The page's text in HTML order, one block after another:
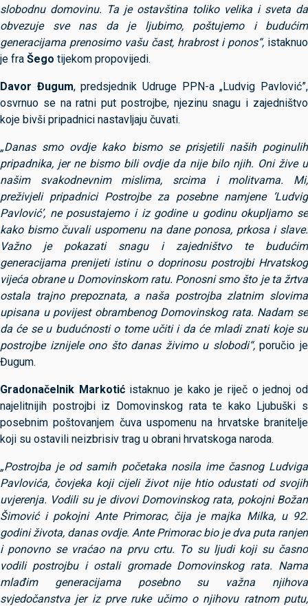
slobodnu domovinu. Ta je ostavština toliko velika i sveta da
obvezuje sve nas da je ljubimo, poštujemo i budućim
generacijama prenosimo vašu čast, hrabrost i ponos“, istaknuo
je fra Šego tijekom propovijedi.
Davor Đugum, predsjednik Udruge PPN-a „Ludvig Pavlović”,
osvrnuo se na ratni put postrojbe, njezinu snagu i zajedništvo
koje bivši pripadnici nastavljaju čuvati.
„Danas smo ovdje kako bismo se prisjetili naših poginulih
pripadnika, jer ne bismo bili ovdje da nije bilo njih. Oni žive u
našim svakodnevnim mislima, srcima i molitvama. Mi,
preživjeli pripadnici Postrojbe za posebne namjene ‘Ludvig
Pavlović’, ne posustajemo i iz godine u godinu okupljamo se
kako bismo čuvali uspomenu na dane ponosa, prkosa i slave.
Važno je pokazati snagu i zajedništvo te budućim
generacijama prenijeti istinu o doprinosu postrojbi Hrvatskog
vijeća obrane u Domovinskom ratu. Ponosni smo što je ta žrtva
ostala trajno prepoznata, a naša postrojba zlatnim slovima
upisana u povijest obrambenog Domovinskog rata. Nadam se
da će se u budućnosti o tome učiti i da će mladi znati koje su
postrojbe iznijele ono što danas živimo u slobodi“,poručio je
Đugum.
Gradonačelnik Markotićistaknuo je kako je riječ o jednoj od
najelitnijih postrojbi iz Domovinskog rata te kako Ljubuški s
posebnim poštovanjem čuva uspomenu na hrvatske branitelje
koji su ostavili neizbrisiv trag u obrani hrvatskoga naroda.
„Postrojba je od samih početaka nosila ime časnog Ludviga
Pavlovića, čovjeka koji cijeli život nije htio odustati od svojih
uvjerenja. Vodili su je divovi Domovinskog rata, pokojni Božan
Šimović i pokojni Ante Primorac, čija je majka Milka, u 92.
godini života, danas ovdje. Ante Primorac bio je dva puta ranjen
i ponovno se vraćao na prvu crtu. To su ljudi koji su časno
vodili postrojbu i ostali gromade Domovinskog rata. Nama
mlađim generacijama posebno su važna njihova
svjedočanstva jer iz prve ruke učimo o njihovu ratnom putu,